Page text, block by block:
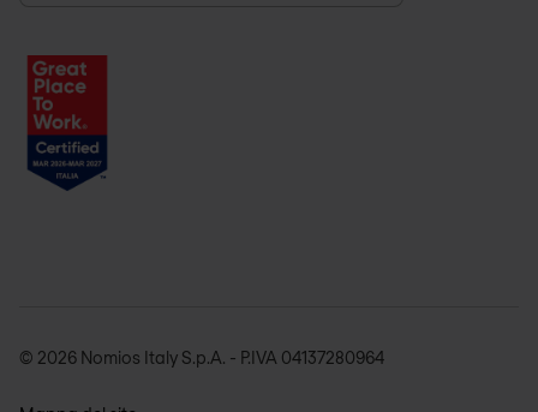
© 2026 Nomios Italy S.p.A. - P.IVA 04137280964